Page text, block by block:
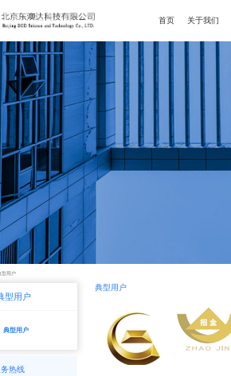
首页 关于我们
型用户
型用户
典型用户
务热线
典型用户